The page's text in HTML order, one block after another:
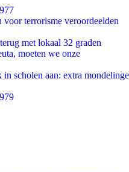
voor terrorisme veroordeelden
met lokaal 32 graden
moeten we onze
scholen aan: extra mondelinge